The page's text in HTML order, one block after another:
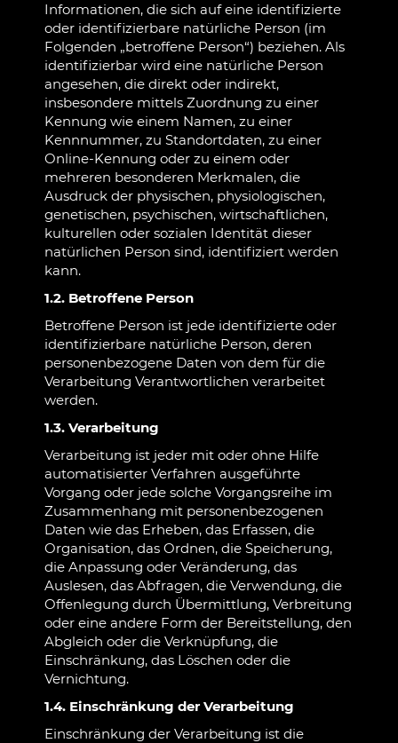
Informationen, die sich auf eine identifizierte
oder identifizierbare natürliche Person (im
Folgenden „betroffene Person“) beziehen. Als
identifizierbar wird eine natürliche Person
angesehen, die direkt oder indirekt,
insbesondere mittels Zuordnung zu einer
Kennung wie einem Namen, zu einer
Kennnummer, zu Standortdaten, zu einer
Online-Kennung oder zu einem oder
mehreren besonderen Merkmalen, die
Ausdruck der physischen, physiologischen,
genetischen, psychischen, wirtschaftlichen,
kulturellen oder sozialen Identität dieser
natürlichen Person sind, identifiziert werden
kann.
1.2. Betroffene Person
Betroffene Person ist jede identifizierte oder
identifizierbare natürliche Person, deren
personenbezogene Daten von dem für die
Verarbeitung Verantwortlichen verarbeitet
werden.
1.3. Verarbeitung
Verarbeitung ist jeder mit oder ohne Hilfe
automatisierter Verfahren ausgeführte
Vorgang oder jede solche Vorgangsreihe im
Zusammenhang mit personenbezogenen
Daten wie das Erheben, das Erfassen, die
Organisation, das Ordnen, die Speicherung,
die Anpassung oder Veränderung, das
Auslesen, das Abfragen, die Verwendung, die
Offenlegung durch Übermittlung, Verbreitung
oder eine andere Form der Bereitstellung, den
Abgleich oder die Verknüpfung, die
Einschränkung, das Löschen oder die
Vernichtung.
1.4. Einschränkung der Verarbeitung
Einschränkung der Verarbeitung ist die